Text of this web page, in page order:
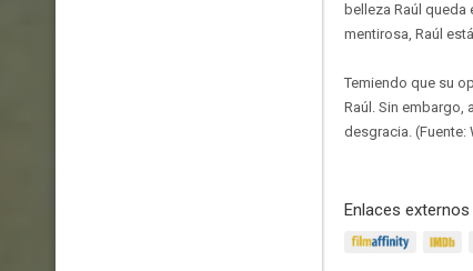
belleza Raúl
mentirosa, Raúl
Temiendo que su
Raúl. Sin embargo,
desgracia. (Fuente:
Enlaces externos